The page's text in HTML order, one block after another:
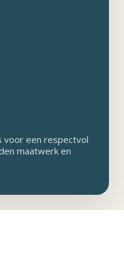
voor een respectvol
maatwerk en